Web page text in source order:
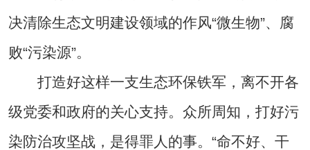
决清除生态文明建设领域的作风“微生物”、腐
败“污染源”。
打造好这样一支生态环保铁军，离不开各
级党委和政府的关心支持。众所周知，打好污
染防治攻坚战，是得罪人的事。“命不好、干